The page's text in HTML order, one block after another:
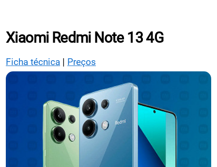
Xiaomi Redmi Note 13 4G
Ficha técnica | Preços